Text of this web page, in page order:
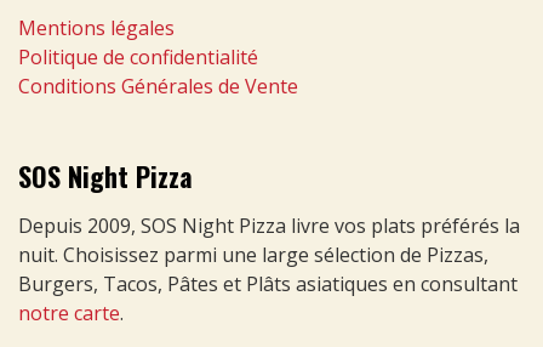
Mentions légales
Politique de confidentialité
Conditions Générales de Vente
SOS Night Pizza
Depuis 2009, SOS Night Pizza livre vos plats préférés la
nuit. Choisissez parmi une large sélection de Pizzas,
Burgers, Tacos, Pâtes et Plâts asiatiques en consultant
notre carte.